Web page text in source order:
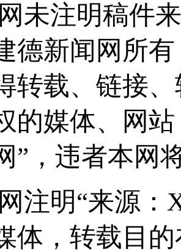
未注明稿件
德新闻网所
转载、链接
的媒体、网
”，违者本网
注明“来源：
体，转载目